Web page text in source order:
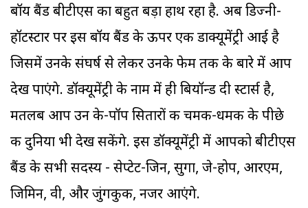
बॉय बैंड बीटीएस का बहुत बड़ा हाथ रहा है. अब डिज्नी-
हॉटस्टार पर इस बॉय बैंड के ऊपर एक डाक्यूमेंट्री आई है
जिसमें उनके संघर्ष से लेकर उनके फेम तक के बारे में आप
देख पाएंगे. डॉक्यूमेंट्री के नाम में ही बियॉन्ड दी स्टार्स है,
मतलब आप उन के-पॉप सितारों की चमक-धमक के पीछे
की दुनिया भी देख सकेंगे. इस डॉक्यूमेंट्री में आपको बीटीएस
बैंड के सभी सदस्य - सेप्टेट-जिन, सुगा, जे-होप, आरएम,
जिमिन, वी, और जुंगकुक, नजर आएंगे.